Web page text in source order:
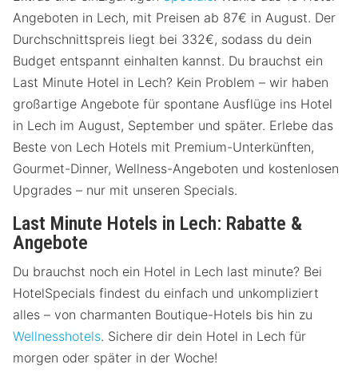
Angeboten in Lech, mit Preisen ab 87€ in August. Der
Durchschnittspreis liegt bei 332€, sodass du dein
Budget entspannt einhalten kannst. Du brauchst ein
Last Minute Hotel in Lech? Kein Problem – wir haben
großartige Angebote für spontane Ausflüge ins Hotel
in Lech im August, September und später. Erlebe das
Beste von Lech Hotels mit Premium-Unterkünften,
Gourmet-Dinner, Wellness-Angeboten und kostenlosen
Upgrades – nur mit unseren Specials.
Last Minute Hotels in Lech: Rabatte &
Angebote
Du brauchst noch ein Hotel in Lech last minute? Bei
HotelSpecials findest du einfach und unkompliziert
alles – von charmanten Boutique-Hotels bis hin zu
Wellnesshotels. Sichere dir dein Hotel in Lech für
morgen oder später in der Woche!